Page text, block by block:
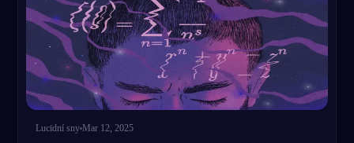
Lucidní sny Mar 12, 2025